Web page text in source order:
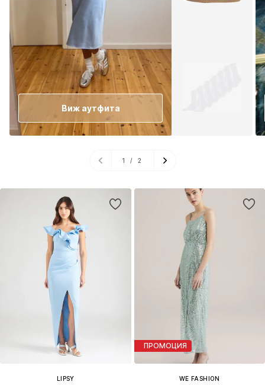
LIPSY
ПРОМОЦИЯ
WE FASHION
Виж аутфита
1 / 2